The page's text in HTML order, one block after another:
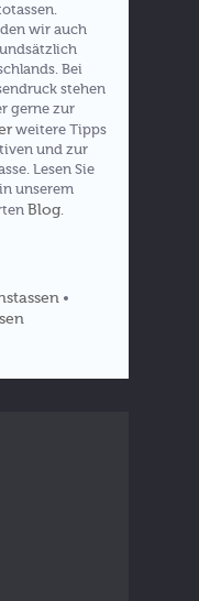
wir auch
Bei
stehen
gerne zur
weitere Tipps
und zur
Lesen Sie
unserem
Blog.
•